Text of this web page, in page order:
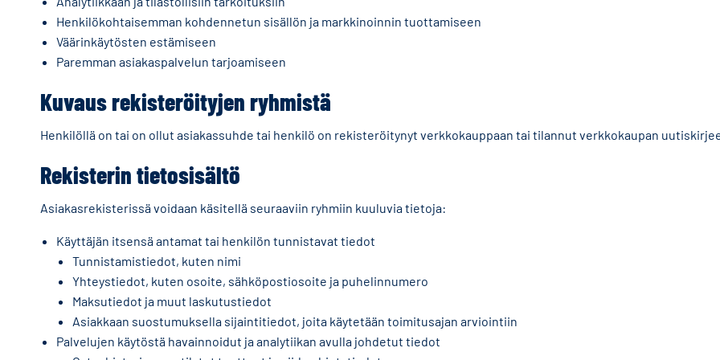
Henkilökohtaisemman kohdennetun sisällön ja markkinoinnin tuottamiseen
Väärinkäytösten estämiseen
Paremman asiakaspalvelun tarjoamiseen
Kuvaus rekisteröityjen ryhmistä
Henkilöllä on tai on ollut asiakassuhde tai henkilö on rekisteröitynyt verkkokauppaan tai tilannut verkkokaupan
Rekisterin tietosisältö
Asiakasrekisterissä voidaan käsitellä seuraaviin ryhmiin kuuluvia tietoja:
Käyttäjän itsensä antamat tai henkilön tunnistavat tiedot
Tunnistamistiedot, kuten nimi
Yhteystiedot, kuten osoite, sähköpostiosoite ja puhelinnumero
Maksutiedot ja muut laskutustiedot
Asiakkaan suostumuksella sijaintitiedot, joita käytetään toimitusajan arviointiin
Palvelujen käytöstä havainnoidut ja analytiikan avulla johdetut tiedot